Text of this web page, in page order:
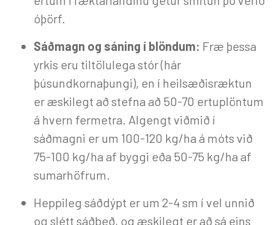
óþörf.
Sáðmagn og sáning í blöndum: Fræ þessa
yrkis eru tiltölulega stór (hár
þúsundkornaþungi), en í heilsæðisræktun
er æskilegt að stefna að 50-70 ertuplöntum
á hvern fermetra. Algengt viðmið í
sáðmagni er um 100-120 kg/ha á móts við
75-100 kg/ha af byggi eða 50-75 kg/ha af
sumarhöfrum.
Heppileg sáðdýpt er um 2-4 sm í vel unnið
og slétt sáðbeð, og æskilegt er að sá eins